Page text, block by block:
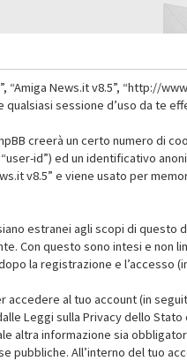
News.it v8.5”, “http://
qualsiasi sessione d’uso da te
creerà un certo numero di
id”) ed un identificativo
v8.5” e viene usato per
estranei agli scopi di
Con questo sono intesi e non
la registrazione e l’accesso
al tuo account (in
Leggi sulla Privacy dello
altra informazione sia
pubbliche. All’interno del tuo